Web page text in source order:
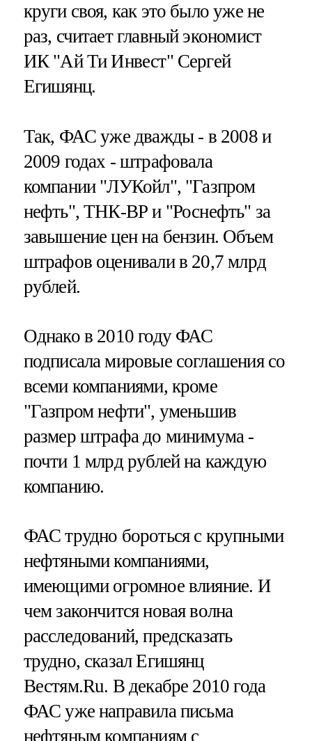
круги своя, как это было уже не
раз, считает главный экономист
ИК "Ай Ти Инвест" Сергей
Егишянц.
Так, ФАС уже дважды - в 2008 и
2009 годах - штрафовала
компании "ЛУКойл", "Газпром
нефть", ТНК-ВР и "Роснефть" за
завышение цен на бензин. Объем
штрафов оценивали в 20,7 млрд
рублей.
Однако в 2010 году ФАС
подписала мировые соглашения со
всеми компаниями, кроме
"Газпром нефти", уменьшив
размер штрафа до минимума -
почти 1 млрд рублей на каждую
компанию.
ФАС трудно бороться с крупными
нефтяными компаниями,
имеющими огромное влияние. И
чем закончится новая волна
расследований, предсказать
трудно, сказал Егишянц
Вестям.Ru. В декабре 2010 года
ФАС уже направила письма
нефтяным компаниям с